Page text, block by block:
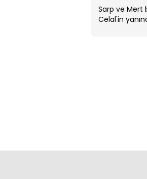
Sarp ve Mert
Celal'in